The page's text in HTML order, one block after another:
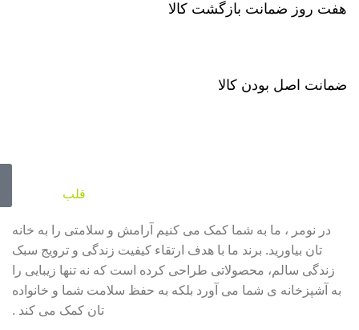
هفت روز ضمانت بازگشت کالا
ضمانت اصل بودن کالا
قلب
در نومر ، ما به شما کمک می کنیم آرامش و سلامتی را به خانه
تان بیاورید. برند ما با هدف ارتقاء کیفیت زندگی و ترویج سبک
زندگی سالم، محصولاتی طراحی کرده است که نه تنها زیبایی را
به آشپزخانه ی شما می آورد بلکه به حفظ سلامت شما و خانواده
تان کمک می کند .